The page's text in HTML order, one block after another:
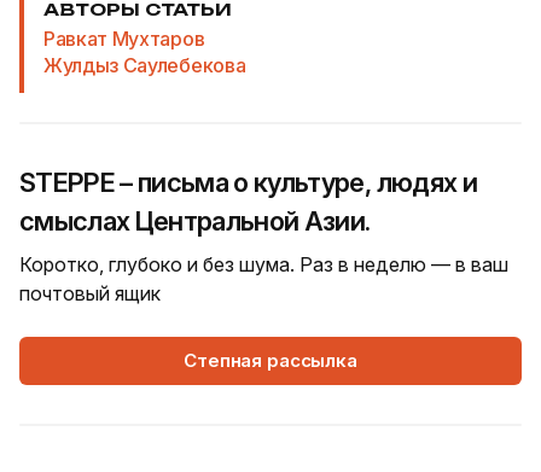
АВТОРЫ СТАТЬИ
Равкат Мухтаров
Жулдыз Саулебекова
STEPPE – письма о культуре, людях и
смыслах Центральной Азии.
Коротко, глубоко и без шума. Раз в неделю — в ваш
почтовый ящик
Степная рассылка